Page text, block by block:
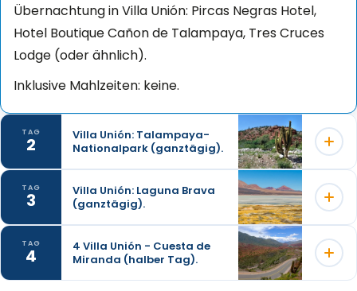
Übernachtung in Villa Unión: Pircas Negras Hotel,
Hotel Boutique Cañon de Talampaya, Tres Cruces
Lodge (oder ähnlich).
Inklusive Mahlzeiten: keine.
TAG
2
Villa Unión: Talampaya-
Nationalpark (ganztägig).
Der Ausflug in den Talampaya-Nationalpark ist ein
faszinierendes Erlebnis in der Provinz La Rioja. Dieser
Park ist berühmt für seine trockene Landschaft und
seine beeindruckenden Felsformationen.
TAG
3
Villa Unión: Laguna Brava
(ganztägig).
Beeindruckender Ort auf dem Dach Amerikas, 4400
Meter über dem Meeresspiegel, umgeben von den
TAG
4
4 Villa Unión - Cuesta de
Miranda (halber Tag).